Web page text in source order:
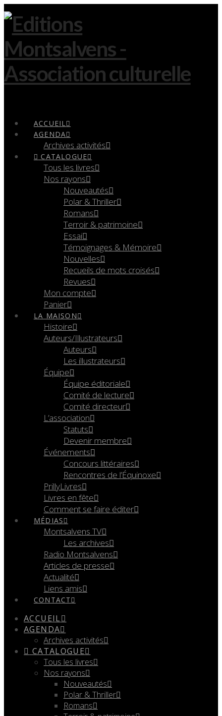
ACCUEIL
AGENDA
Archives activités
CATALOGUE
Tous les livres
Nos rayons
Nouveautés
Polar & Thriller
Romans
Terroir & patrimoine
Essai
Témoignages & Mémoire
Nouvelles
Recueils de mots croisés
Revues
Mon compte
Panier
LA MAISON
Histoire
Auteurs/Illustrateurs
Auteurs
Les illustrateurs
Équipe
Équipe éditoriale
Comité de lecture
Comité directeur
L’association
Statuts
Devenir membre
Événements
Concours littéraires
Rencontres de l’Équinoxe
PrillyLivres
Livres en fête
Comment se faire éditer
MÉDIAS
Montsalvens TV
Les archives
Radio Montsalvens
Articles de presse
Actualité
Liens amis
CONTACT
ACCUEIL
AGENDA
Archives activités
CATALOGUE
Tous les livres
Nos rayons
Nouveautés
Polar & Thriller
Romans